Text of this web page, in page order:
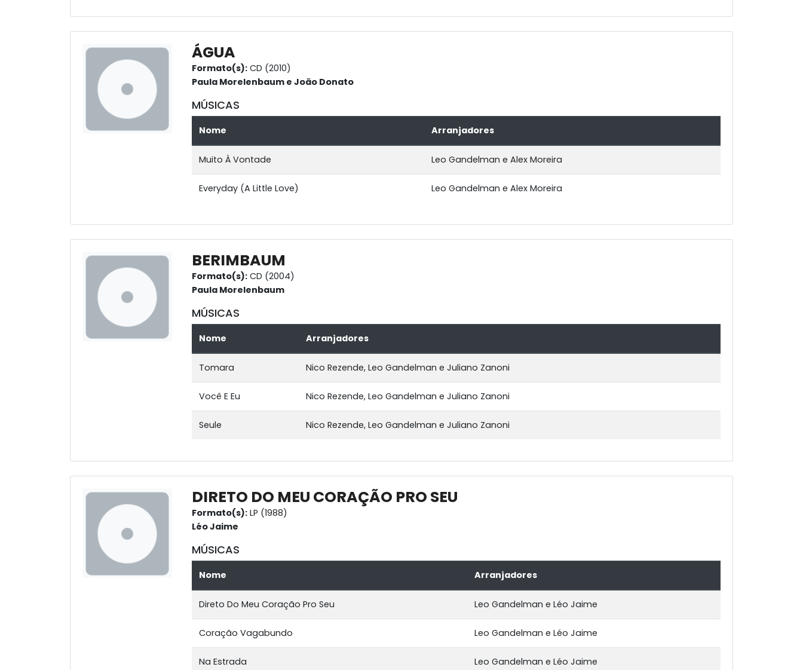
ÁGUA
Formato(s): CD (2010)
Paula Morelenbaum e João Donato
MÚSICAS
Nome Arranjadores
Muito À Vontade Leo Gandelman e Alex Moreira
Everyday (A Little Love) Leo Gandelman e Alex Moreira
BERIMBAUM
Formato(s): CD (2004)
Paula Morelenbaum
MÚSICAS
Nome Arranjadores
Tomara Nico Rezende, Leo Gandelman e Juliano Zanoni
Você E Eu Nico Rezende, Leo Gandelman e Juliano Zanoni
Seule Nico Rezende, Leo Gandelman e Juliano Zanoni
DIRETO DO MEU CORAÇÃO PRO SEU
Formato(s): LP (1988)
Léo Jaime
MÚSICAS
Nome Arranjadores
Direto Do Meu Coração Pro Seu Leo Gandelman e Léo Jaime
Coração Vagabundo Leo Gandelman e Léo Jaime
Na Estrada Leo Gandelman e Léo Jaime